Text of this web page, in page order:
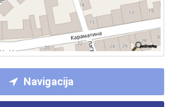
Navigacija